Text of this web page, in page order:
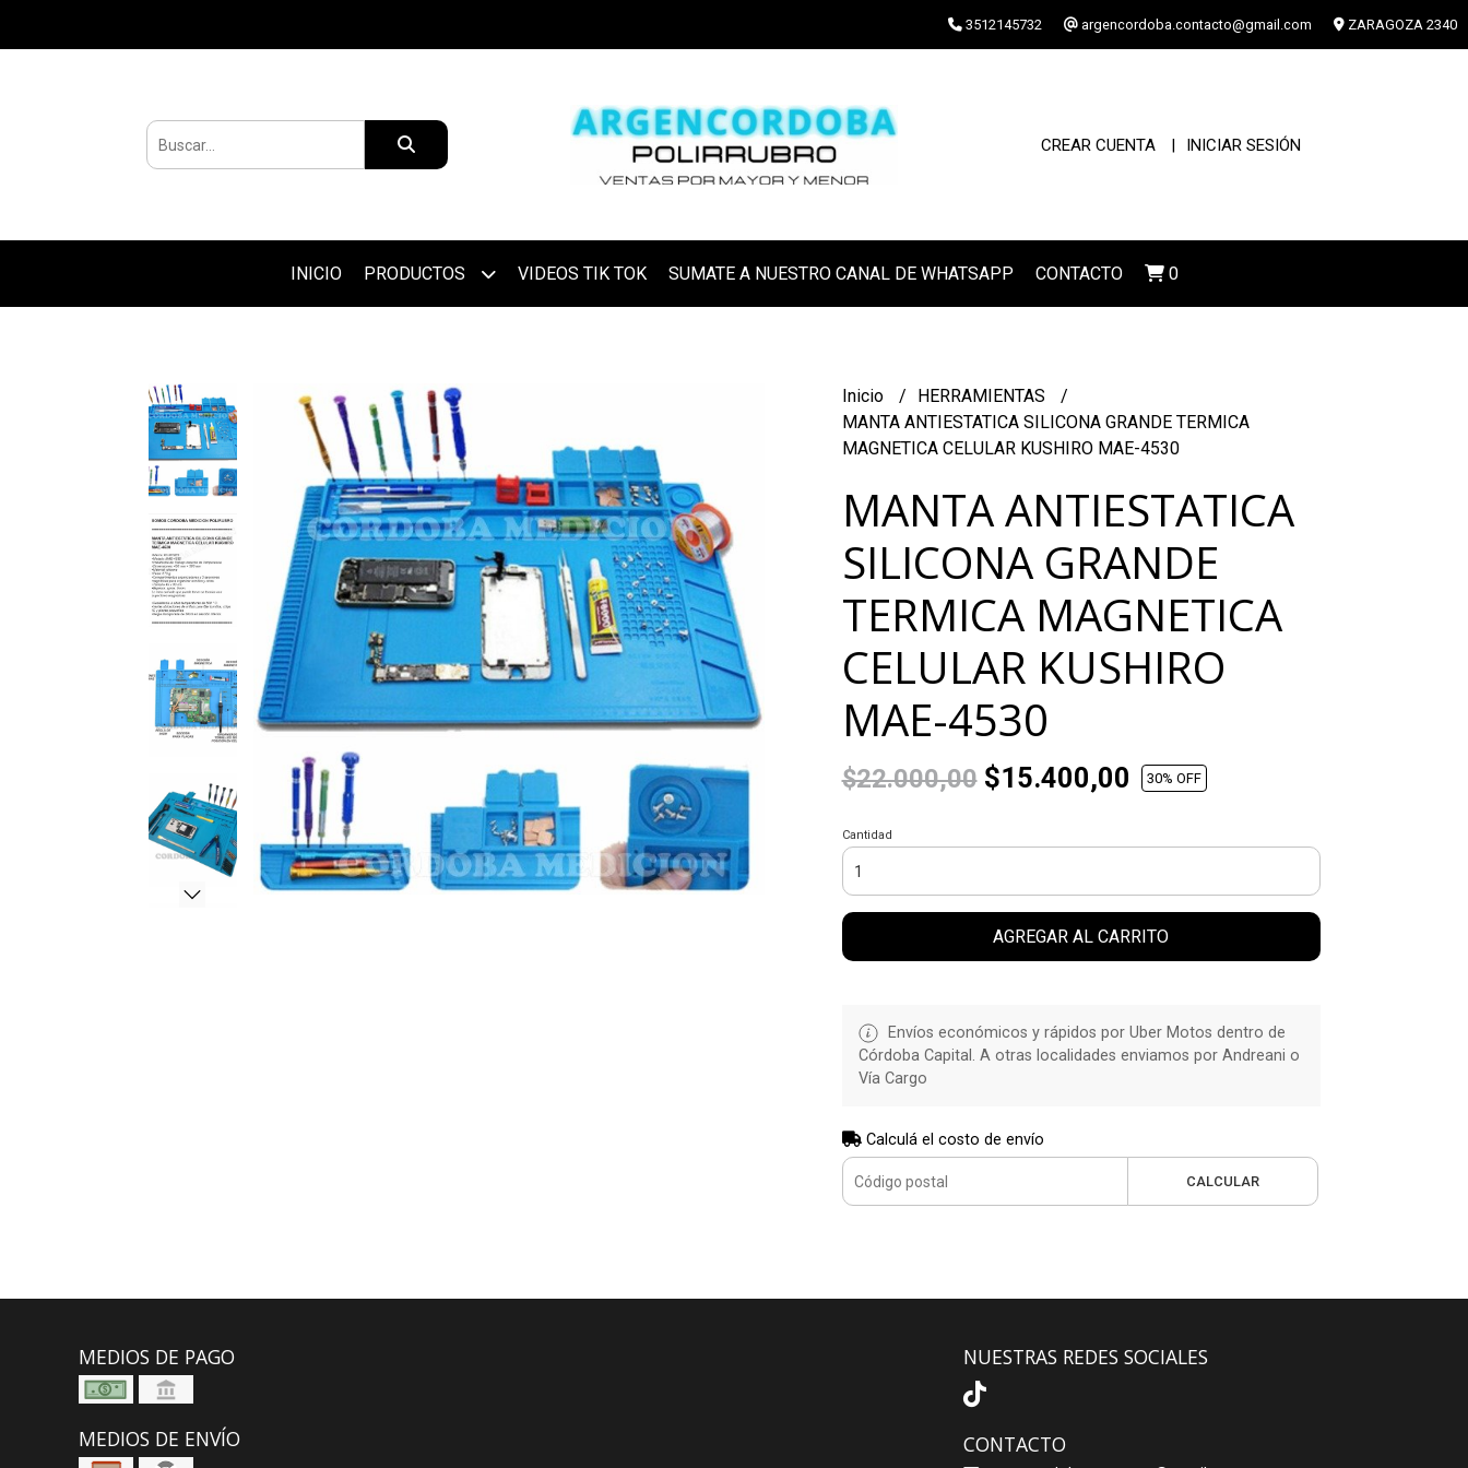
3512145732 argencordoba.contacto@gmail.com ZARAGOZA 2340
CREAR CUENTA INICIAR SESIÓN
INICIO PRODUCTOS VIDEOS TIK TOK SUMATE A NUESTRO CANAL DE WHATSAPP CONTACTO 0
Inicio
HERRAMIENTAS
MANTA ANTIESTATICA SILICONA GRANDE TERMICA
MAGNETICA CELULAR KUSHIRO MAE-4530
MANTA ANTIESTATICA
SILICONA GRANDE
TERMICA MAGNETICA
CELULAR KUSHIRO
MAE-4530
$22.000,00$15.400,00 30% OFF
Cantidad
AGREGAR AL CARRITO
Envíos económicos y rápidos por Uber Motos dentro de
Córdoba Capital. A otras localidades enviamos por Andreani o
Vía Cargo
Calculá el costo de envío
CALCULAR
MEDIOS DE PAGO
MEDIOS DE ENVÍO
NUESTRAS REDES SOCIALES
CONTACTO